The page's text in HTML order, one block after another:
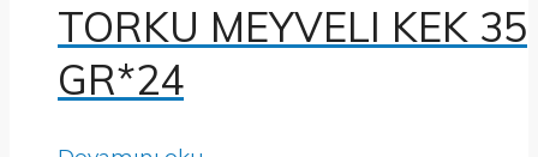
TORKU MEYVELI KEK 35
GR*24